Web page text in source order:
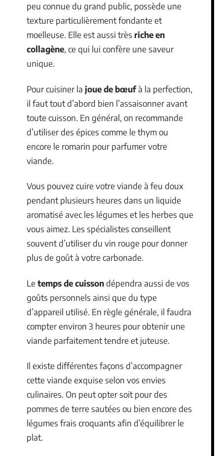
peu connue du grand public, possède une
texture particulièrement fondante et
moelleuse. Elle est aussi très riche en
collagène, ce qui lui confère une saveur
unique.
Pour cuisiner la joue de bœufà la perfection,
il faut tout d’abord bien l’assaisonner avant
toute cuisson. En général, on recommande
d’utiliser des épices comme le thym ou
encore le romarin pour parfumer votre
viande.
Vous pouvez cuire votre viande à feu doux
pendant plusieurs heures dans un liquide
aromatisé avec les légumes et les herbes que
vous aimez. Les spécialistes conseillent
souvent d’utiliser du vin rouge pour donner
plus de goût à votre carbonade.
Le temps de cuissondépendra aussi de vos
goûts personnels ainsi que du type
d’appareil utilisé. En règle générale, il faudra
compter environ 3 heures pour obtenir une
viande parfaitement tendre et juteuse.
Il existe différentes façons d’accompagner
cette viande exquise selon vos envies
culinaires. On peut opter soit pour des
pommes de terre sautées ou bien encore des
légumes frais croquants afin d’équilibrer le
plat.